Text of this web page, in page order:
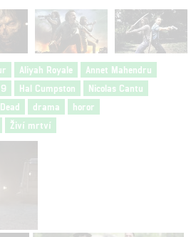
Aliyah Royale
Annet Mahendru
Hal Cumpston
Nicolas Cantu
drama
horor
Živí mrtví